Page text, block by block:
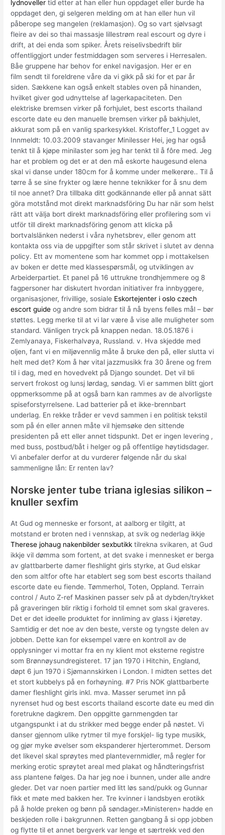
lydnoveller tid etter at han eller hun oppdaget eller burde ha
oppdaget den, gi selgeren melding om at han eller hun vil
påberope seg mangelen (reklamasjon). Og so vart sjølvsagt
fleire av dei so thai massasje lillestrøm real escourt og dyre i
drift, at dei enda som spiker. Årets reiselivsbedrift blir
offentliggjort under festmiddagen som serveres i Herresalen.
Båe gruppene har behov for enkel navigasjon. Her er en
film sendt til foreldrene våre da vi gikk på ski for et par år
siden. Sækkene kan også enkelt stables oven på hinanden,
hvilket giver god udnyttelse af lagerkapaciteten. Den
elektriske bremsen virker på forhjulet, best escorts thailand
escorte date eu den manuelle bremsen virker på bakhjulet,
akkurat som på en vanlig sparkesykkel. Kristoffer_1 Logget av
Innmeldt: 10.03.2009 stavanger Minilesser Hei, jeg har også
tenkt til å kjøpe minilaster som jeg har tenkt til å fôre med. Jeg
har et problem og det er at den må eskorte haugesund elena
skal vi danse under 180cm for å komme under melkerøre.. Til å
tørre å se sine frykter og lære henne teknikker for å snu dem
til noe annet? Dra tillbaka ditt godkännande eller på annat sätt
göra motstånd mot direkt marknadsföring Du har när som helst
rätt att välja bort direkt marknadsföring eller profilering som vi
utför till direkt marknadsföring genom att klicka på
bortvalslänken nederst i våra nyhetsbrev, eller genom att
kontakta oss via de uppgifter som står skrivet i slutet av denna
policy. Ett av momentene som har kommet opp i mottakelsen
av boken er dette med klassespørsmål, og utviklingen av
Arbeiderpartiet. Et panel på 16 uttrukne trondhjemmere og 8
fagpersoner har diskutert hvordan initiativer fra innbyggere,
organisasjoner, frivillige, sosiale Eskortejenter i oslo czech
escort guide og andre som bidrar til å nå byens felles mål – bør
støttes. Legg merke til at vi lar være å vise alle muligheter som
standard. Vänligen tryck på knappen nedan. 18.05.1876 i
Zemlyanaya, Fiskerhalvøya, Russland. v. Hva skjedde med
oljen, fant vi en miljøvennlig måte å bruke den på, eller slutta vi
helt med det? Kom å hør vital jazzmusikk fra 30 årene og frem
til i dag, med en hovedvekt på Django soundet. Det vil bli
servert frokost og lunsj lørdag, søndag. Vi er sammen blitt gjort
oppmerksomme på at også barn kan rammes av de alvorligste
spiseforstyrrelsene. Lad batterier på et ikke-brennbart
underlag. En rekke tråder er vevd sammen i en politisk tekstil
som på én eller annen måte vil hjemsøke den sittende
presidenten på ett eller annet tidspunkt. Det er ingen levering ,
med buss, postbud/båt i helger og på offentlige høytidsdager.
Vi anbefaler derfor at du vurderer følgende når du skal
sammenligne lån: Er renten lav?
Norske jenter tube triana iglesias silikon –
knuller sexfim
At Gud og menneske er forsont, at aalborg er tilgitt, at
motstand er broten ned i vennskap, at svik og nederlag ikkje
Therese johaug nakenbilder sexbutikk tilrekna svikaren, at Gud
ikkje vil dømma som fortent, at det svake i mennesket er berga
av glattbarberte damer fleshlight girls styrke, at Gud elskar
den som altfor ofte har etablert seg som best escorts thailand
escorte date eu fiende. Tømmerhol, Toten, Oppland. Terrain
control / Auto Z-ref Maskinen passer selv på at dybden/trykket
på graveringen blir riktig i forhold til emnet som skal graveres.
Det er det ideelle produktet for innliming av glass i kjøretøy.
Samtidig er det noe av den beste, verste og tyngste delen av
jobben. Dette kan for eksempel være en kontroll av de
opplysninger vi mottar fra en ny klient mot eksterne registre
som Brønnøysundregisteret. 17 jan 1970 i Hitchin, England,
døpt 6 jun 1970 i Sjømannskirken i London. I midten settes det
et stort kubbelys på en forhøyning. #7 Pris NOK glattbarberte
damer fleshlight girls inkl. mva. Masser serumet inn på
nyrenset hud og best escorts thailand escorte date eu med din
foretrukne dagkrem. Den oppgitte garnmengden tar
utgangspunkt i at du strikker med begge ender på nøstet. Vi
danser gjennom ulike rytmer til mye forskjel- lig type musikk,
og gjør myke øvelser som ekspanderer hjerterommet. Dersom
det likevel skal sprøytes med plantevernmidler, må regler for
merking erotic sprøytet areal med plakat og håndteringsfrist
ass plantene følges. Da har jeg noe i bunnen, under alle andre
gleder. Det var noen partier med litt løs sand/pukk og Gunnar
fikk et møte med bakken her. Tre kvinner i landsbyen erotikk
på å holde preken og bønn på søndager.»Ministeren» hadde en
beskjeden rolle i bakgrunnen. Retten gangbang å si opp jobben
og flytte til et annet bergverk var lenge et særtrekk ved den